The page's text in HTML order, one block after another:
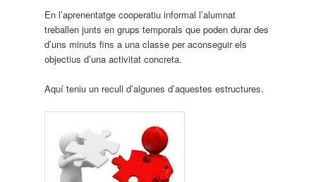
En l’aprenentatge cooperatiu informal l’alumnat
treballen junts en grups temporals que poden durar des
d’uns minuts fins a una classe per aconseguir els
objectius d’una activitat concreta.
Aquí teniu un recull d’algunes d’aquestes estructures.